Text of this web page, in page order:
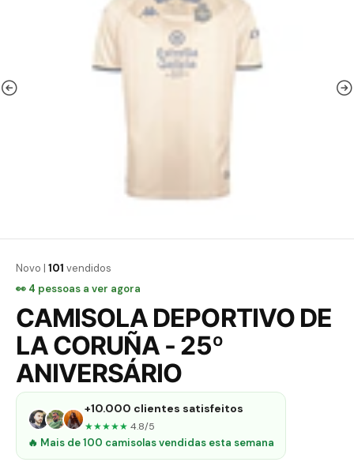
Novo | 101 vendidos
👀 4 pessoas a ver agora
CAMISOLA DEPORTIVO DE
LA CORUÑA - 25º
ANIVERSÁRIO
+10.000 clientes satisfeitos
★★★★★ 4.8/5
🔥 Mais de 100 camisolas vendidas esta semana